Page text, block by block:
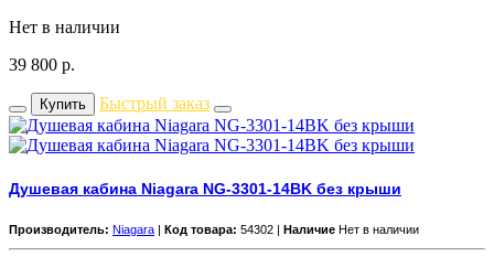
Нет в наличии
39 800 р.
Купить Быстрый заказ
Душевая кабина Niagara NG-3301-14BK без крыши
Производитель: Niagara | Код товара: 54302 | Наличие Нет в наличии